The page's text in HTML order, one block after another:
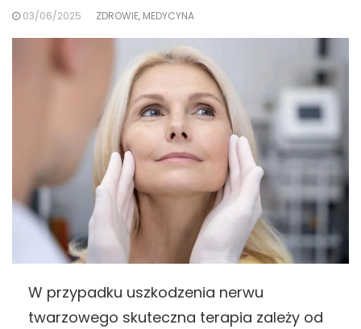
03/06/2025 ZDROWIE, MEDYCYNA
W przypadku uszkodzenia nerwu
twarzowego skuteczna terapia zależy od